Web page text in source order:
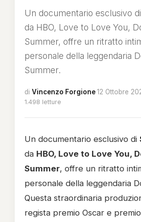
Un documentario esclusivo
da HBO, Love to Love You,
Summer, offre un ritratto
personale della leggendaria
Summer.
di Vincenzo Forgione·12 Ottobre
1.498 letture
Un documentario esclusivo di
da HBO, Love to Love You,
Summer, offre un ritratto
personale della leggendaria
Questa straordinaria
regista premio Oscar e